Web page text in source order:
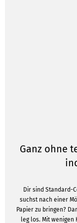
Ganz ohne
Dir sind Standard-
suchst nach einer
Papier zu bringen?
leg los. Mit